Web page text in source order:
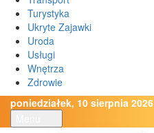
Turystyka
Ukryte Zajawki
Uroda
Usługi
Wnętrza
Zdrowie
poniedziałek, 10 sierpnia 2026